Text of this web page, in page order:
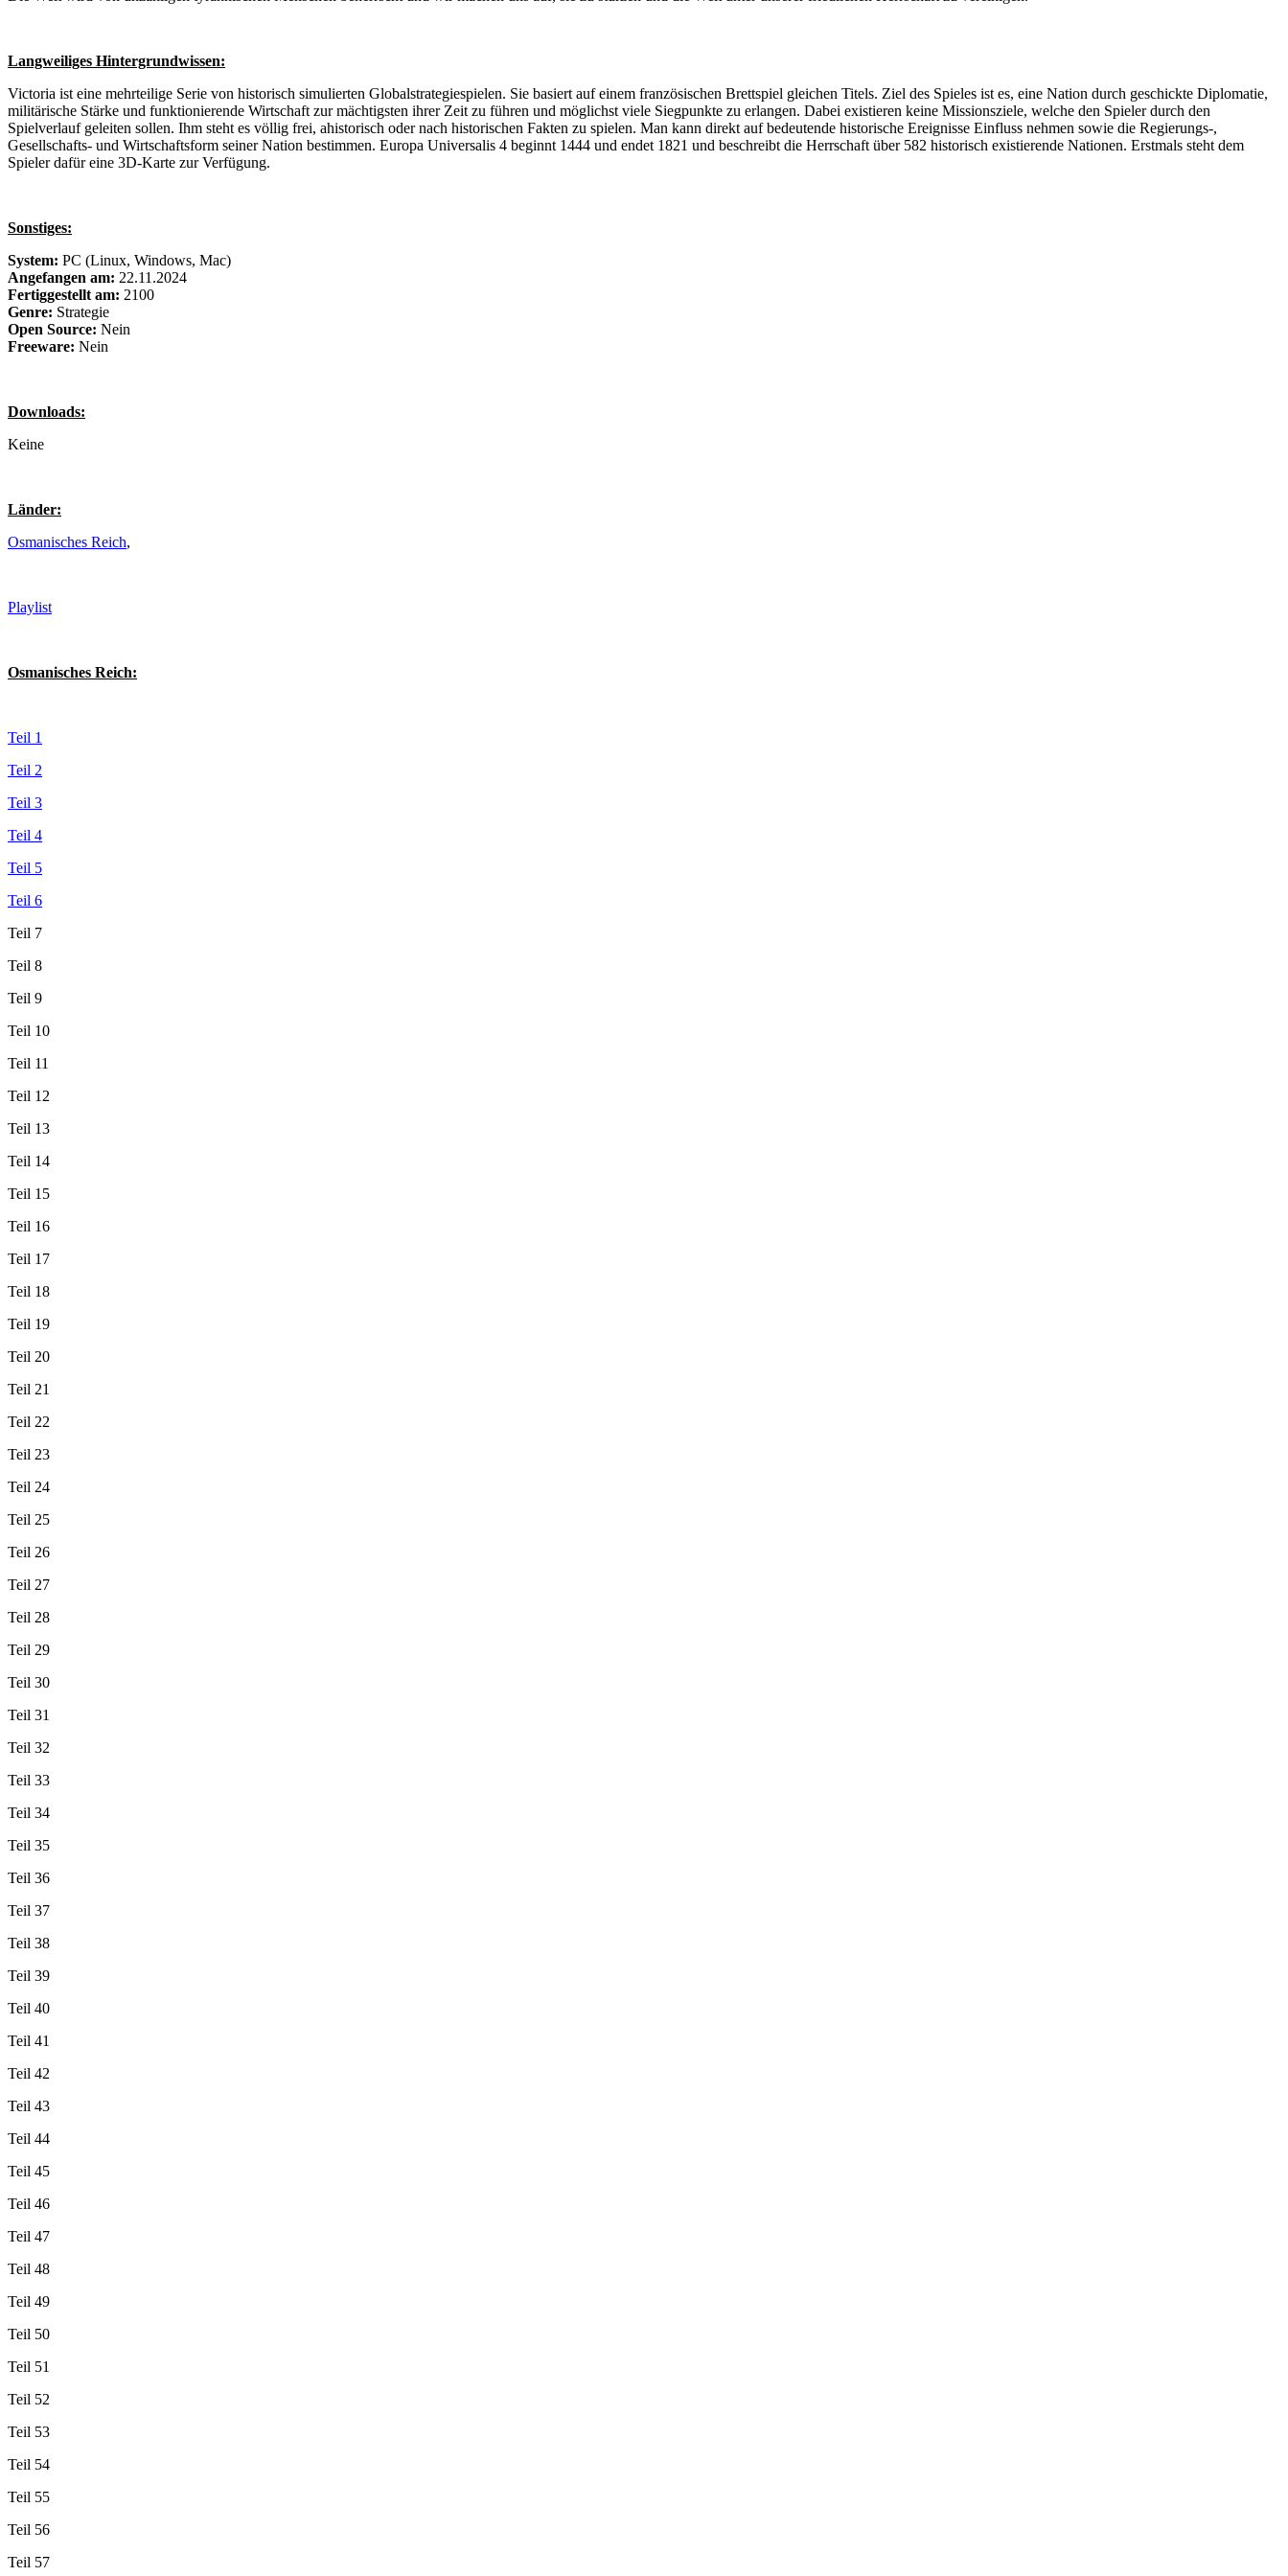
Langweiliges Hintergrundwissen:
Victoria ist eine mehrteilige Serie von historisch simulierten Globalstrategiespielen. Sie basiert auf einem französischen Brettspiel gleichen Titels. Ziel des Spieles ist es, eine Nation durch geschickte Diplomatie,
militärische Stärke und funktionierende Wirtschaft zur mächtigsten ihrer Zeit zu führen und möglichst viele Siegpunkte zu erlangen. Dabei existieren keine Missionsziele, welche den Spieler durch den
Spielverlauf geleiten sollen. Ihm steht es völlig frei, ahistorisch oder nach historischen Fakten zu spielen. Man kann direkt auf bedeutende historische Ereignisse Einfluss nehmen sowie die Regierungs-,
Gesellschafts- und Wirtschaftsform seiner Nation bestimmen. Europa Universalis 4 beginnt 1444 und endet 1821 und beschreibt die Herrschaft über 582 historisch existierende Nationen. Erstmals steht dem
Spieler dafür eine 3D-Karte zur Verfügung.
Sonstiges:
System: PC (Linux, Windows, Mac)
Angefangen am: 22.11.2024
Fertiggestellt am: 2100
Genre: Strategie
Open Source: Nein
Freeware: Nein
Downloads:
Keine
Länder:
Osmanisches Reich,
Playlist
Osmanisches Reich:
Teil 1
Teil 2
Teil 3
Teil 4
Teil 5
Teil 6
Teil 7
Teil 8
Teil 9
Teil 10
Teil 11
Teil 12
Teil 13
Teil 14
Teil 15
Teil 16
Teil 17
Teil 18
Teil 19
Teil 20
Teil 21
Teil 22
Teil 23
Teil 24
Teil 25
Teil 26
Teil 27
Teil 28
Teil 29
Teil 30
Teil 31
Teil 32
Teil 33
Teil 34
Teil 35
Teil 36
Teil 37
Teil 38
Teil 39
Teil 40
Teil 41
Teil 42
Teil 43
Teil 44
Teil 45
Teil 46
Teil 47
Teil 48
Teil 49
Teil 50
Teil 51
Teil 52
Teil 53
Teil 54
Teil 55
Teil 56
Teil 57